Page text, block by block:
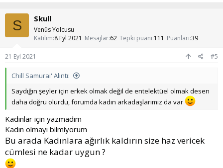
p
k
i
l
e
S Skull
Venüs Yolcusu
Katılım 8 Eyl 2021 Mesajlar 62 Tepki puanı 111 Puanları 39
21 Eyl 2021 #5
Chill Samurai' Alıntı:
Saydığın şeyler için erkek olmak değil de entelektüel olmak desen
daha doğru olurdu, forumda kadın arkadaşlarımız da var
Kadınlar için yazmadım
Kadın olmayı bilmiyorum
Bu arada Kadınlara ağırlık kaldırın size haz vericek
cümlesi ne kadar uygun ?